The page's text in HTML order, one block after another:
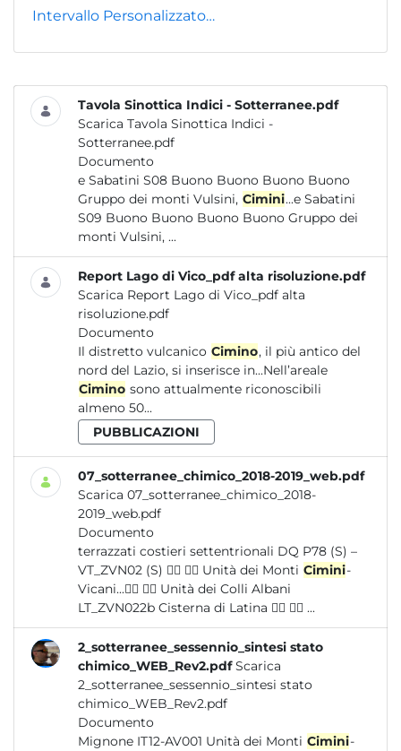
Intervallo Personalizzato…
Tavola Sinottica Indici - Sotterranee.pdf
Scarica Tavola Sinottica Indici -
Sotterranee.pdf
Documento
e Sabatini S08 Buono Buono Buono Buono
Gruppo dei monti Vulsini, Cimini...e Sabatini
S09 Buono Buono Buono Buono Gruppo dei
monti Vulsini, ...
Report Lago di Vico_pdf alta risoluzione.pdf
Scarica Report Lago di Vico_pdf alta
risoluzione.pdf
Documento
Il distretto vulcanico Cimino, il più antico del
nord del Lazio, si inserisce in...Nell’areale
Cimino sono attualmente riconoscibili
almeno 50...
PUBBLICAZIONI
07_sotterranee_chimico_2018-2019_web.pdf
Scarica 07_sotterranee_chimico_2018-
2019_web.pdf
Documento
terrazzati costieri settentrionali DQ P78 (S) –
VT_ZVN02 (S)   Unità dei Monti Cimini-
Vicani...  Unità dei Colli Albani
LT_ZVN022b Cisterna di Latina   ...
2_sotterranee_sessennio_sintesi stato
chimico_WEB_Rev2.pdf Scarica
2_sotterranee_sessennio_sintesi stato
chimico_WEB_Rev2.pdf
Documento
Mignone IT12-AV001 Unità dei Monti Cimini-